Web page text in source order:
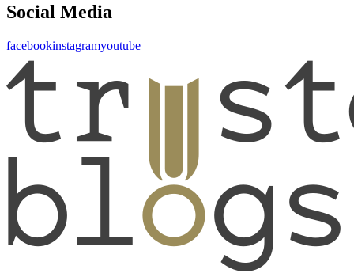
Social Media
facebookinstagramyoutube